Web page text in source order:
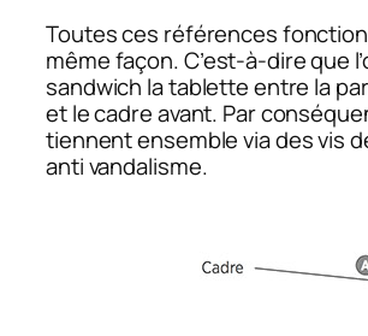
Toutes ces références
même façon. C’est-à-dire que
sandwich la tablette entre la
et le cadre avant. Par
tiennent ensemble via des vis
anti vandalisme.